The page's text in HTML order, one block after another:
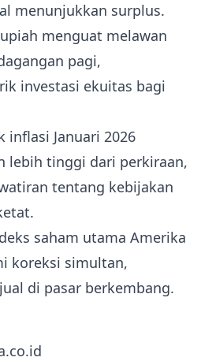
menunjukkan surplus.
menguat melawan
pagi,
investasi ekuitas bagi
inflasi Januari 2026
lebih tinggi dari perkiraan,
tentang kebijakan
saham utama Amerika
koreksi simultan,
di pasar berkembang.